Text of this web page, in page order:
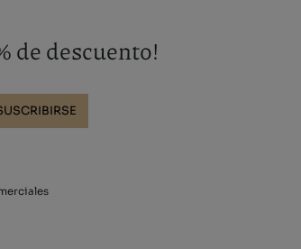
de descuento!